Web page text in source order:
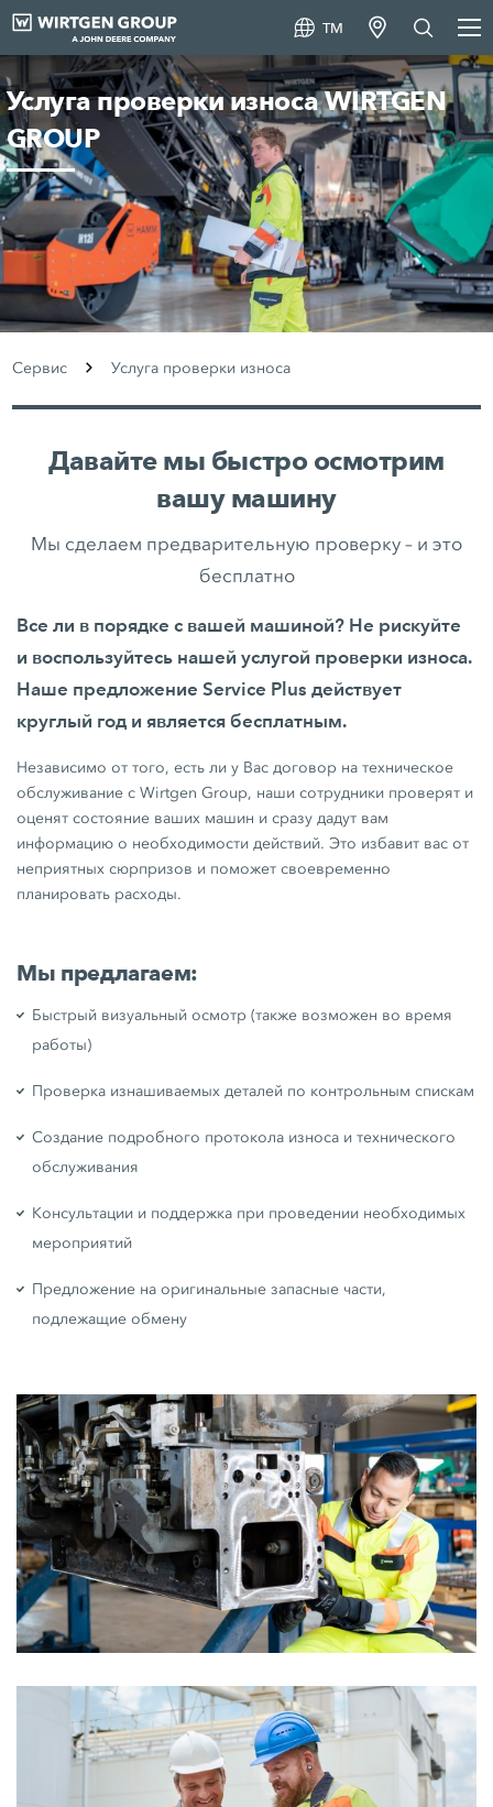
TM
Услуга проверки износа WIRTGEN
GROUP
Сервис Услуга проверки износа
Давайте мы быстро осмотрим
вашу машину
Мы сделаем предварительную проверку – и это
бесплатно
Все ли в порядке с вашей машиной? Не рискуйте
и воспользуйтесь нашей услугой проверки износа.
Наше предложение Service Plus действует
круглый год и является бесплатным.
Независимо от того, есть ли у Вас договор на техническое
обслуживание с Wirtgen Group, наши сотрудники проверят и
оценят состояние ваших машин и сразу дадут вам
информацию о необходимости действий. Это избавит вас от
неприятных сюрпризов и поможет своевременно
планировать расходы.
Мы предлагаем:
Быстрый визуальный осмотр (также возможен во время
работы)
Проверка изнашиваемых деталей по контрольным спискам
Создание подробного протокола износа и технического
обслуживания
Консультации и поддержка при проведении необходимых
мероприятий
Предложение на оригинальные запасные части,
подлежащие обмену